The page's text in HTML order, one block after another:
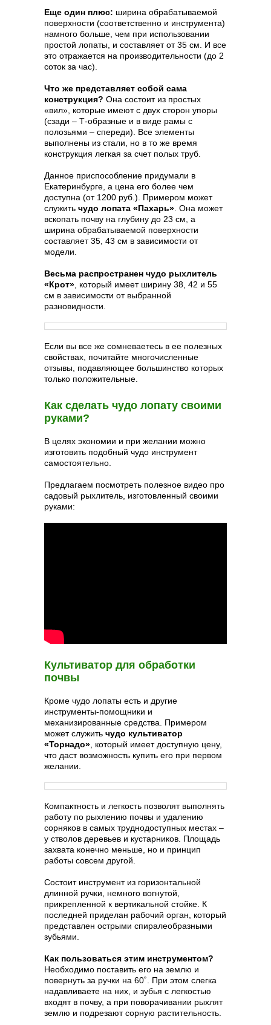
Еще один плюс: ширина обрабатываемой
поверхности (соответственно и инструмента)
намного больше, чем при использовании
простой лопаты, и составляет от 35 см. И все
это отражается на производительности (до 2
соток за час).
Что же представляет собой сама
конструкция? Она состоит из простых
«вил», которые имеют с двух сторон упоры
(сзади – Т-образные и в виде рамы с
полозьями – спереди). Все элементы
выполнены из стали, но в то же время
конструкция легкая за счет полых труб.
Данное приспособление придумали в
Екатеринбурге, а цена его более чем
доступна (от 1200 руб.). Примером может
служить чудо лопата «Пахарь» . Она может
вскопать почву на глубину до 23 см, а
ширина обрабатываемой поверхности
составляет 35, 43 см в зависимости от
модели.
Весьма распространен чудо рыхлитель
«Крот» , который имеет ширину 38, 42 и 55
см в зависимости от выбранной
разновидности.
Если вы все же сомневаетесь в ее полезных
свойствах, почитайте многочисленные
отзывы, подавляющее большинство которых
только положительные.
Как сделать чудо лопату своими
руками?
В целях экономии и при желании можно
изготовить подобный чудо инструмент
самостоятельно.
Предлагаем посмотреть полезное видео про
садовый рыхлитель, изготовленный своими
руками:
Культиватор для обработки
почвы
Кроме чудо лопаты есть и другие
инструменты-помощники и
механизированные средства. Примером
может служить чудо культиватор
«Торнадо» , который имеет доступную цену,
что даст возможность купить его при первом
желании.
Компактность и легкость позволят выполнять
работу по рыхлению почвы и удалению
сорняков в самых труднодоступных местах –
у стволов деревьев и кустарников. Площадь
захвата конечно меньше, но и принцип
работы совсем другой.
Состоит инструмент из горизонтальной
длинной ручки, немного вогнутой,
прикрепленной к вертикальной стойке. К
последней приделан рабочий орган, который
представлен острыми спиралеобразными
зубьями.
Как пользоваться этим инструментом?
Необходимо поставить его на землю и
повернуть за ручки на 60˚. При этом слегка
надавливаете на них, и зубья с легкостью
входят в почву, а при поворачивании рыхлят
землю и подрезают сорную растительность.